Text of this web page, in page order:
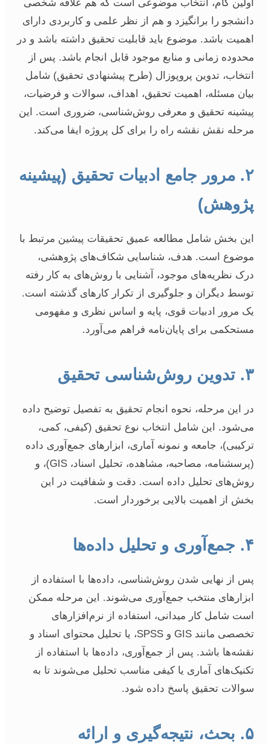
اولین گام، انتخاب موضوعی است که هم علاقه شخصی
دانشجو را برانگیزد و هم از نظر علمی و کاربردی دارای
اهمیت باشد. موضوع باید قابلیت تحقیق داشته باشد و در
محدوده زمانی و منابع موجود قابل انجام باشد. پس از
انتخاب، تدوین پروپوزال (طرح پیشنهادی تحقیق) شامل
بیان مسئله، اهمیت تحقیق، اهداف، سوالات و فرضیات،
پیشینه تحقیق و معرفی روش‌شناسی، ضروری است. این
مرحله نقش نقشه راه را برای کل پروژه ایفا می‌کند.
۲. مرور جامع ادبیات تحقیق (پیشینه
پژوهش)
این بخش شامل مطالعه عمیق تحقیقات پیشین مرتبط با
موضوع است. هدف، شناسایی شکاف‌های پژوهشی،
درک نظریه‌های موجود، آشنایی با روش‌های به کار رفته
توسط دیگران و جلوگیری از تکرار کارهای گذشته است.
یک مرور ادبیات قوی، پایه و اساس نظری و مفهومی
مستحکمی برای پایان‌نامه فراهم می‌آورد.
۳. تدوین روش‌شناسی تحقیق
در این مرحله، نحوه انجام تحقیق به تفصیل توضیح داده
می‌شود. این شامل انتخاب نوع تحقیق (کیفی، کمی،
ترکیبی)، جامعه و نمونه آماری، ابزارهای جمع‌آوری داده
(پرسشنامه، مصاحبه، مشاهده، تحلیل اسناد، GIS)، و
روش‌های تحلیل داده است. دقت و شفافیت در این
بخش از اهمیت بالایی برخوردار است.
۴. جمع‌آوری و تحلیل داده‌ها
پس از نهایی شدن روش‌شناسی، داده‌ها با استفاده از
ابزارهای منتخب جمع‌آوری می‌شوند. این مرحله ممکن
است شامل کار میدانی، استفاده از نرم‌افزارهای
تخصصی مانند GIS و SPSS، یا تحلیل محتوای اسناد و
نقشه‌ها باشد. پس از جمع‌آوری، داده‌ها با استفاده از
تکنیک‌های آماری یا کیفی مناسب تحلیل می‌شوند تا به
سوالات تحقیق پاسخ داده شود.
۵. بحث، نتیجه‌گیری و ارائه